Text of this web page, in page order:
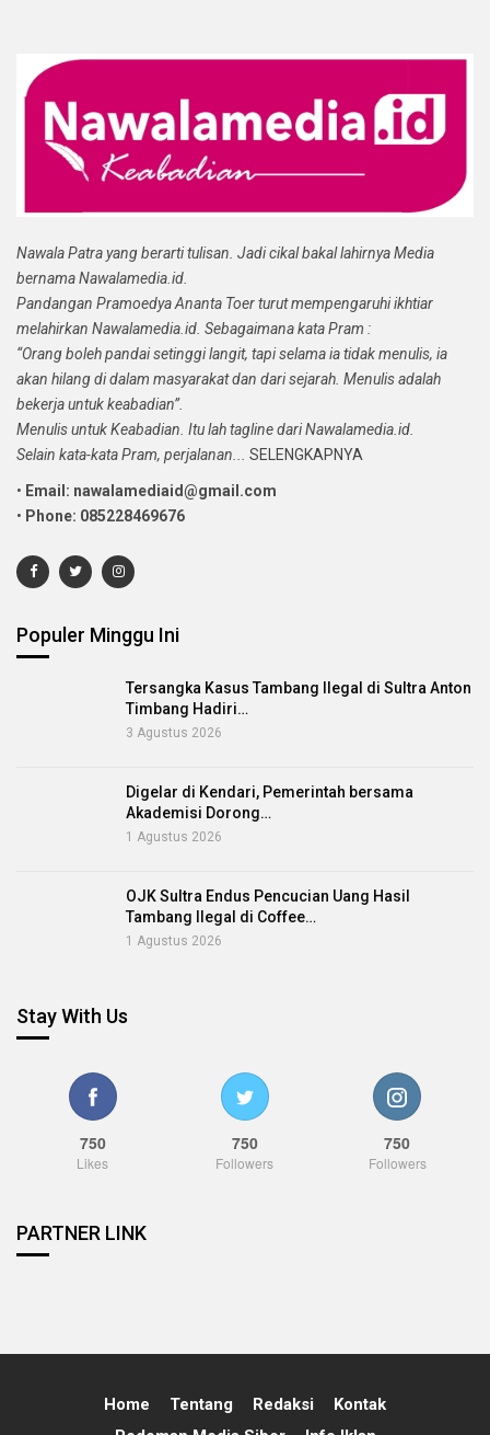
Nawala Patra yang berarti tulisan. Jadi cikal bakal lahirnya Media
bernama Nawalamedia.id.
Pandangan Pramoedya Ananta Toer turut mempengaruhi ikhtiar
melahirkan Nawalamedia.id. Sebagaimana kata Pram :
“Orang boleh pandai setinggi langit, tapi selama ia tidak menulis, ia
akan hilang di dalam masyarakat dan dari sejarah. Menulis adalah
bekerja untuk keabadian”.
Menulis untuk Keabadian. Itu lah tagline dari Nawalamedia.id.
Selain kata-kata Pram, perjalanan... SELENGKAPNYA
• Email: nawalamediaid@gmail.com
• Phone: 085228469676
Populer Minggu Ini
Tersangka Kasus Tambang Ilegal di Sultra Anton
Timbang Hadiri…
3 Agustus 2026
Digelar di Kendari, Pemerintah bersama
Akademisi Dorong…
1 Agustus 2026
OJK Sultra Endus Pencucian Uang Hasil
Tambang Ilegal di Coffee…
1 Agustus 2026
Stay With Us
750
Likes
750
Followers
750
Followers
PARTNER LINK
Home Tentang Redaksi
Kontak